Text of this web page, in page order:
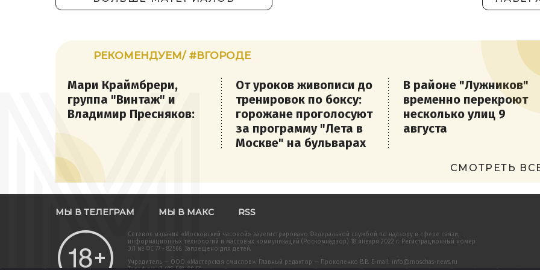
РЕКОМЕНДУЕМ/ #ВГОРОДЕ
Мари Краймбрери,
группа "Винтаж" и
Владимир Пресняков:
От уроков живописи до
тренировок по боксу:
горожане проголосуют
за программу "Лета в
Москве" на бульварах
В районе "Лужников"
временно перекроют
несколько улиц 9
августа
СМОТРЕТЬ
МЫ В ТЕЛЕГРАМ МЫ В МАКС RSS
Сетевое издание «Московский часовой» зарегистрировано Федеральной службой по надзору в сфере связи,
информационных технологий и массовых коммуникаций (Роскомнадзор) 18 января 2022 г. Регистрационный номер
ЭЛ № ФС 77 - 82566. Запрещено для детей.
Учредитель — ООО «Мастерская смыслов». Главный редактор — Прокопенко В.В. E-mail: info@moschas-news.ru